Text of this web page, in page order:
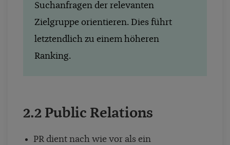
Suchanfragen der relevanten
Zielgruppe orientieren. Dies führt
letztendlich zu einem höheren
Ranking.
2.2 Public Relations
PR dient nach wie vor als ein